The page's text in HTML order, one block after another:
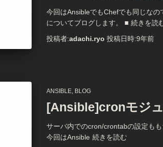
今回はAnsibleでもChefでも同じな
についてブログします。 ■ 続きを読
投稿者:adachi.ryo 投稿日時:9年前
ANSIBLE BLOG
[Ansible]cronモジ
サーバ内でのcron/crontabの設定もも
今回はAnsible 続きを読む